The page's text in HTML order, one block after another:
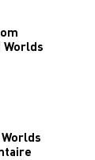
Worlds